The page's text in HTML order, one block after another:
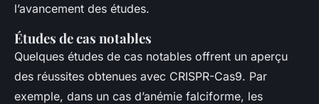
l’avancement des études.
Études de cas notables
Quelques études de cas notables offrent un aperçu
des réussites obtenues avec CRISPR-Cas9. Par
exemple, dans un cas d’anémie falciforme, les